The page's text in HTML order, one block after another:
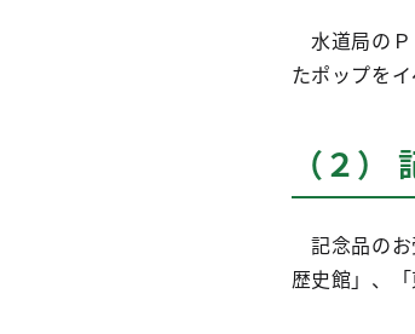
水道局のＰ
たポップを
（２）
記念品のお
歴史館」、